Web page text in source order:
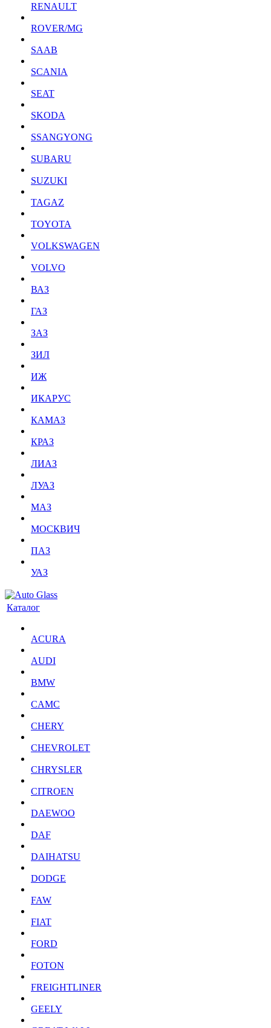
RENAULT
ROVER/MG
SAAB
SCANIA
SEAT
SKODA
SSANGYONG
SUBARU
SUZUKI
TAGAZ
TOYOTA
VOLKSWAGEN
VOLVO
ВАЗ
ГАЗ
ЗАЗ
ЗИЛ
ИЖ
ИКАРУС
КАМАЗ
КРАЗ
ЛИАЗ
ЛУАЗ
МАЗ
МОСКВИЧ
ПАЗ
УАЗ
Каталог
ACURA
AUDI
BMW
CAMC
CHERY
CHEVROLET
CHRYSLER
CITROEN
DAEWOO
DAF
DAIHATSU
DODGE
FAW
FIAT
FORD
FOTON
FREIGHTLINER
GEELY